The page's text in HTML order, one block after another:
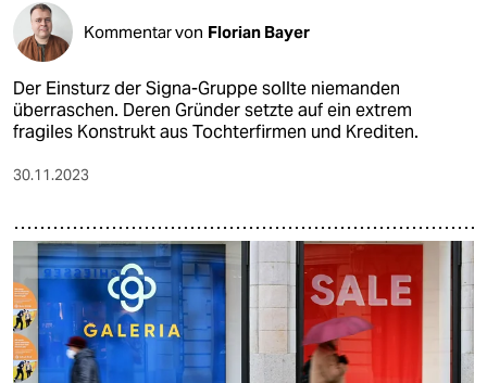
Kommentar von Florian Bayer
Der Einsturz der Signa-Gruppe sollte niemanden
überraschen. Deren Gründer setzte auf ein extrem
fragiles Konstrukt aus Tochterfirmen und Krediten.
30.11.2023